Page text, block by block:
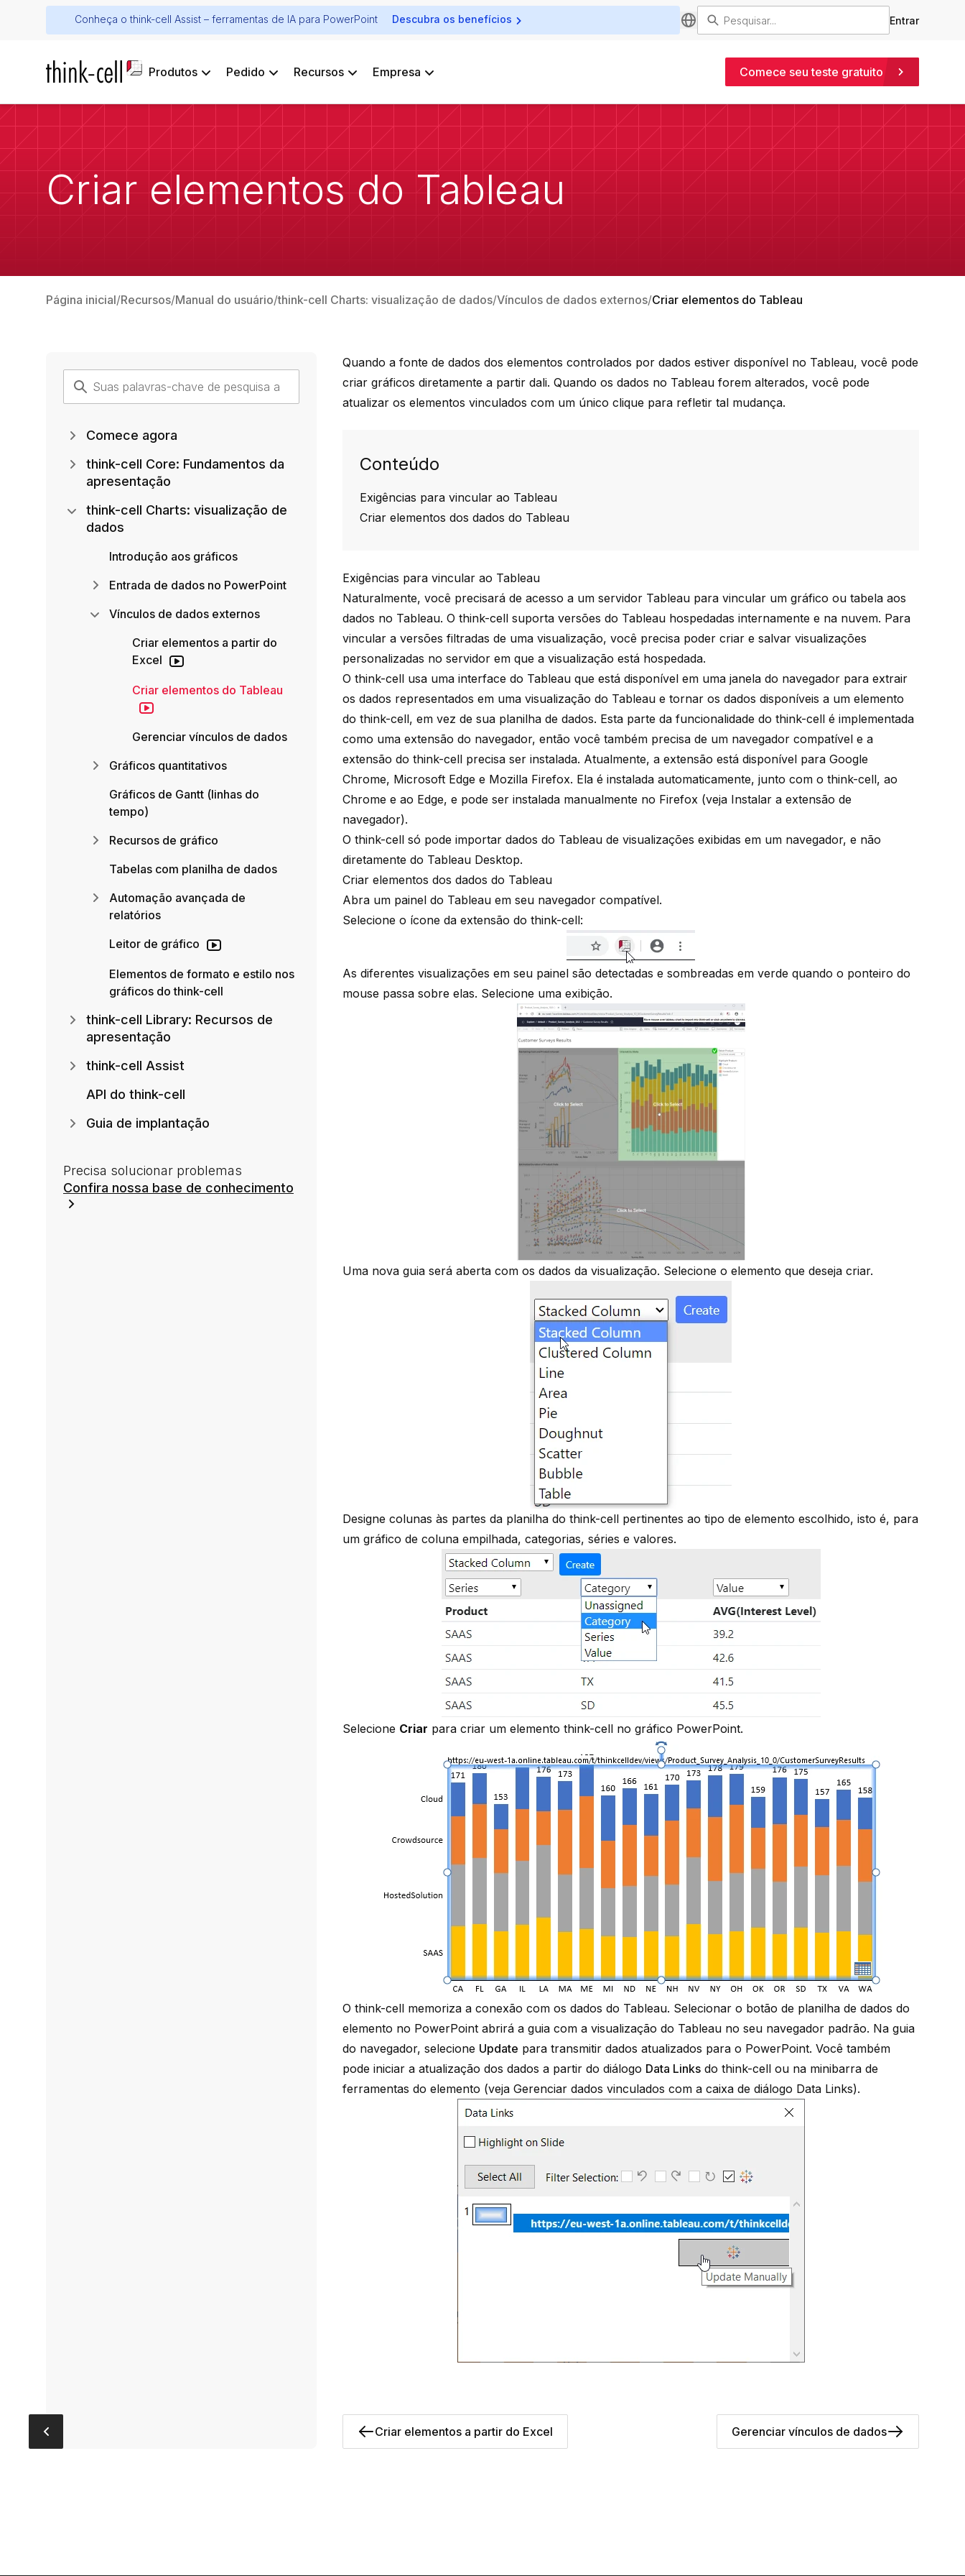
Conheça o think-cell Assist – ferramentas de IA para PowerPoint Descubra os benefícios Entrar
Produtos Pedido Recursos Empresa Comece seu teste gratuito
Criar elementos do Tableau
Página inicial Recursos Manual do usuário think-cell Charts: visualização de dados Vínculos de dados externos Criar elementos do Tableau
Quando a fonte de dados dos elementos controlados por dados estiver disponível no Tableau, você pode
criar gráficos diretamente a partir dali. Quando os dados no Tableau forem alterados, você pode
atualizar os elementos vinculados com um único clique para refletir tal mudança.
Conteúdo
Exigências para vincular ao Tableau
Criar elementos dos dados do Tableau
Exigências para vincular ao Tableau
Naturalmente, você precisará de acesso a um servidor Tableau para vincular um gráfico ou tabela aos
dados no Tableau. O think-cell suporta versões do Tableau hospedadas internamente e na nuvem. Para
vincular a versões filtradas de uma visualização, você precisa poder criar e salvar visualizações
personalizadas no servidor em que a visualização está hospedada.
O think-cell usa uma interface do Tableau que está disponível em uma janela do navegador para extrair
os dados representados em uma visualização do Tableau e tornar os dados disponíveis a um elemento
do think-cell, em vez de sua planilha de dados. Esta parte da funcionalidade do think-cell é implementada
como uma extensão do navegador, então você também precisa de um navegador compatível e a
extensão do think-cell precisa ser instalada. Atualmente, a extensão está disponível para Google
Chrome, Microsoft Edge e Mozilla Firefox. Ela é instalada automaticamente, junto com o think-cell, ao
Chrome e ao Edge, e pode ser instalada manualmente no Firefox (veja Instalar a extensão de
navegador).
O think-cell só pode importar dados do Tableau de visualizações exibidas em um navegador, e não
diretamente do Tableau Desktop.
Criar elementos dos dados do Tableau
Abra um painel do Tableau em seu navegador compatível.
Selecione o ícone da extensão do think-cell:
As diferentes visualizações em seu painel são detectadas e sombreadas em verde quando o ponteiro do
mouse passa sobre elas. Selecione uma exibição.
Uma nova guia será aberta com os dados da visualização. Selecione o elemento que deseja criar.
Designe colunas às partes da planilha do think-cell pertinentes ao tipo de elemento escolhido, isto é, para
um gráfico de coluna empilhada, categorias, séries e valores.
Selecione Criar para criar um elemento think-cell no gráfico PowerPoint.
O think-cell memoriza a conexão com os dados do Tableau. Selecionar o botão de planilha de dados do
elemento no PowerPoint abrirá a guia com a visualização do Tableau no seu navegador padrão. Na guia
do navegador, selecione Update para transmitir dados atualizados para o PowerPoint. Você também
pode iniciar a atualização dos dados a partir do diálogo Data Links do think-cell ou na minibarra de
ferramentas do elemento (vejaGerenciar dados vinculados com a caixa de diálogo Data Links).
Criar elementos a partir do Excel Gerenciar vínculos de dados
Comece agora
think-cell Core: Fundamentos da
apresentação
think-cell Charts: visualização de
dados
Introdução aos gráficos
Entrada de dados no PowerPoint
Vínculos de dados externos
Criar elementos a partir do
Excel
Criar elementos do Tableau
Gerenciar vínculos de dados
Gráficos quantitativos
Gráficos de Gantt (linhas do
tempo)
Recursos de gráfico
Tabelas com planilha de dados
Automação avançada de
relatórios
Leitor de gráfico
Elementos de formato e estilo nos
gráficos do think-cell
think-cell Library: Recursos de
apresentação
think-cell Assist
API do think-cell
Guia de implantação
Precisa solucionar problemas
Confira nossa base de conhecimento